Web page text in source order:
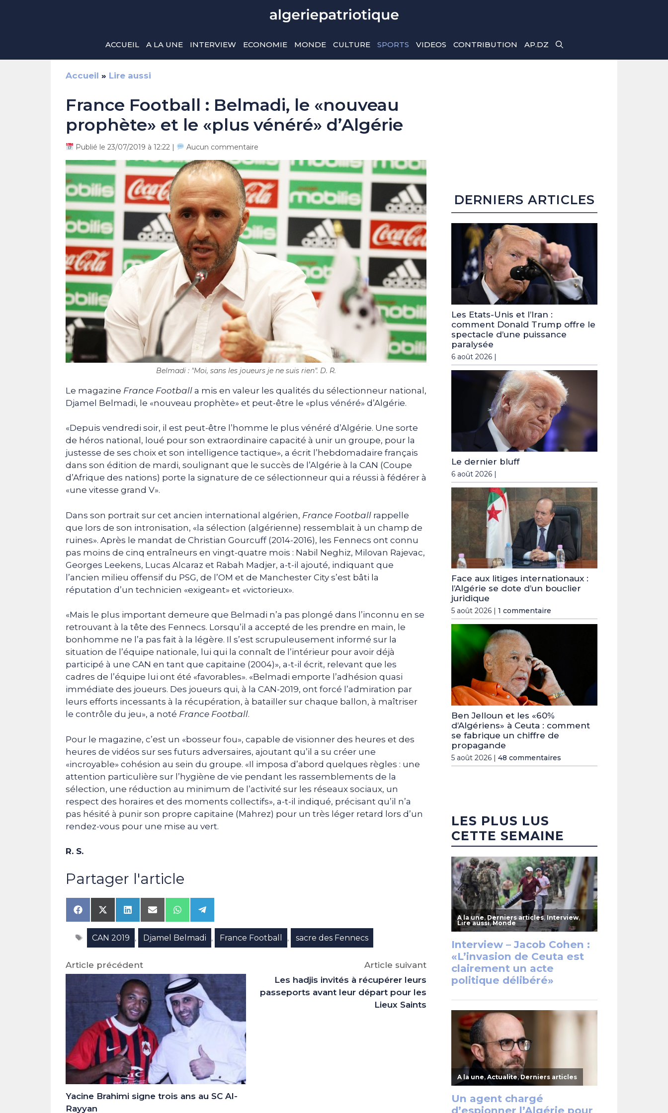
ACCUEIL A LA UNE INTERVIEW ECONOMIE MONDE CULTURE SPORTS VIDEOS CONTRIBUTION AP.DZ
Accueil » Lire aussi
France Football : Belmadi, le «nouveau
prophète» et le «plus vénéré» d’Algérie
Publié le 23/07/2019 à 12:22 | Aucun commentaire
Belmadi : "Moi, sans les joueurs je ne suis rien". D. R.
Le magazine France Football a mis en valeur les qualités du sélectionneur national,
Djamel Belmadi, le «nouveau prophète» et peut-être le «plus vénéré» d’Algérie.
«Depuis vendredi soir, il est peut-être l’homme le plus vénéré d’Algérie. Une sorte
de héros national, loué pour son extraordinaire capacité à unir un groupe, pour la
justesse de ses choix et son intelligence tactique», a écrit l’hebdomadaire français
dans son édition de mardi, soulignant que le succès de l’Algérie à la CAN (Coupe
d’Afrique des nations) porte la signature de ce sélectionneur qui a réussi à fédérer à
«une vitesse grand V».
Dans son portrait sur cet ancien international algérien, France Football rappelle
que lors de son intronisation, «la sélection (algérienne) ressemblait à un champ de
ruines». Après le mandat de Christian Gourcuff (2014-2016), les Fennecs ont connu
pas moins de cinq entraîneurs en vingt-quatre mois : Nabil Neghiz, Milovan Rajevac,
Georges Leekens, Lucas Alcaraz et Rabah Madjer, a-t-il ajouté, indiquant que
l’ancien milieu offensif du PSG, de l’OM et de Manchester City s’est bâti la
réputation d’un technicien «exigeant» et «victorieux».
«Mais le plus important demeure que Belmadi n’a pas plongé dans l’inconnu en se
retrouvant à la tête des Fennecs. Lorsqu’il a accepté de les prendre en main, le
bonhomme ne l’a pas fait à la légère. Il s’est scrupuleusement informé sur la
situation de l’équipe nationale, lui qui la connaît de l’intérieur pour avoir déjà
participé à une CAN en tant que capitaine (2004)», a-t-il écrit, relevant que les
cadres de l’équipe lui ont été «favorables». «Belmadi emporte l’adhésion quasi
immédiate des joueurs. Des joueurs qui, à la CAN-2019, ont forcé l’admiration par
leurs efforts incessants à la récupération, à batailler sur chaque ballon, à maîtriser
le contrôle du jeu», a noté France Football.
Pour le magazine, c’est un «bosseur fou», capable de visionner des heures et des
heures de vidéos sur ses futurs adversaires, ajoutant qu’il a su créer une
«incroyable» cohésion au sein du groupe. «Il imposa d’abord quelques règles : une
attention particulière sur l’hygiène de vie pendant les rassemblements de la
sélection, une réduction au minimum de l’activité sur les réseaux sociaux, un
respect des horaires et des moments collectifs», a-t-il indiqué, précisant qu’il n’a
pas hésité à punir son propre capitaine (Mahrez) pour un très léger retard lors d’un
rendez-vous pour une mise au vert.
R. S.
Partager l'article
Share
on
Facebook
Share
on
X
(Twitter)
Share
on
LinkedIn
Share
on
Email
Share
on
WhatsApp
Share
on
Telegram
Étiquettes
CAN 2019 , Djamel Belmadi , France Football , sacre des Fennecs
Article précédent
Yacine Brahimi signe trois ans au SC Al-
Rayyan
Article suivant
Les hadjis invités à récupérer leurs
passeports avant leur départ pour les
Lieux Saints
DERNIERS ARTICLES
Les Etats-Unis et l’Iran :
comment Donald Trump offre le
spectacle d’une puissance
paralysée
6 août 2026 |
Le dernier bluff
6 août 2026 |
Face aux litiges internationaux :
l’Algérie se dote d’un bouclier
juridique
5 août 2026 | 1 commentaire
Ben Jelloun et les «60%
d’Algériens» à Ceuta : comment
se fabrique un chiffre de
propagande
5 août 2026 | 48 commentaires
LES PLUS LUS
CETTE SEMAINE